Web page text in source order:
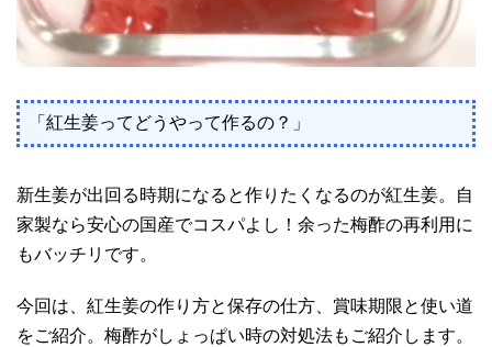
「紅生姜ってどうやって作るの？」
新生姜が出回る時期になると作りたくなるのが紅生姜。自
家製なら安心の国産でコスパよし！余った梅酢の再利用に
もバッチリです。
今回は、紅生姜の作り方と保存の仕方、賞味期限と使い道
をご紹介。梅酢がしょっぱい時の対処法もご紹介します。